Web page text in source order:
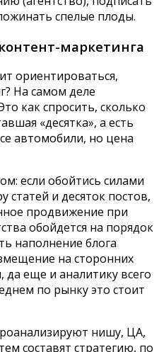
спелые плоды.
маркетинга
ориентироваться,
На самом деле
как спросить, сколько
«десятка», а есть
автомобили, но цена
если обойтись силами
статей и десяток постов,
продвижение при
обойдется на порядок
наполнение блога
на сторонних
да еще и аналитику всего
по рынку это стоит
нишу, ЦА,
составят стратегию, по